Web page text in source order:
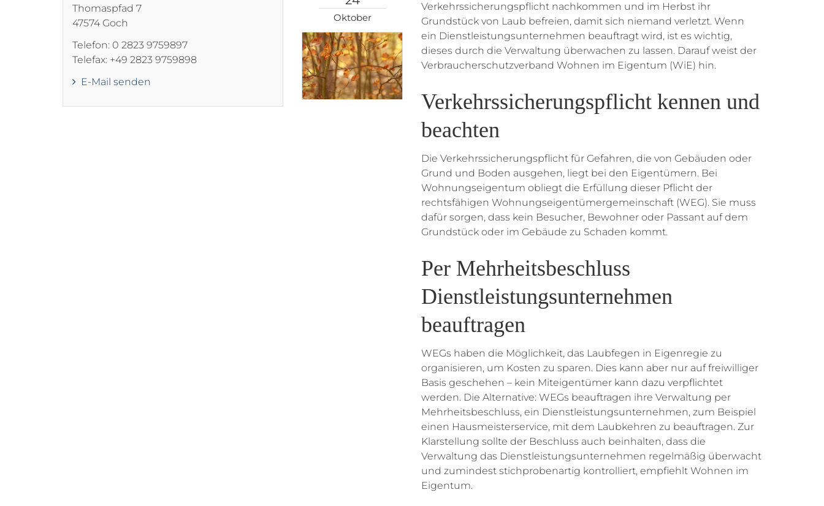
Oktober
Verkehrssicherungspflicht nachkommen und im Herbst ihr
Grundstück von Laub befreien, damit sich niemand verletzt. Wenn
ein Dienstleistungsunternehmen beauftragt wird, ist es wichtig,
dieses durch die Verwaltung überwachen zu lassen. Darauf weist der
Verbraucherschutzverband Wohnen im Eigentum (WiE) hin.
Verkehrssicherungspflicht kennen und
beachten
Die Verkehrssicherungspflicht für Gefahren, die von Gebäuden oder
Grund und Boden ausgehen, liegt bei den Eigentümern. Bei
Wohnungseigentum obliegt die Erfüllung dieser Pflicht der
rechtsfähigen Wohnungseigentümergemeinschaft (WEG). Sie muss
dafür sorgen, dass kein Besucher, Bewohner oder Passant auf dem
Grundstück oder im Gebäude zu Schaden kommt.
Per Mehrheitsbeschluss
Dienstleistungsunternehmen
beauftragen
WEGs haben die Möglichkeit, das Laubfegen in Eigenregie zu
organisieren, um Kosten zu sparen. Dies kann aber nur auf freiwilliger
Basis geschehen – kein Miteigentümer kann dazu verpflichtet
werden. Die Alternative: WEGs beauftragen ihre Verwaltung per
Mehrheitsbeschluss, ein Dienstleistungsunternehmen, zum Beispiel
einen Hausmeisterservice, mit dem Laubkehren zu beauftragen. Zur
Klarstellung sollte der Beschluss auch beinhalten, dass die
Verwaltung das Dienstleistungsunternehmen regelmäßig überwacht
und zumindest stichprobenartig kontrolliert, empfiehlt Wohnen im
Eigentum.
Thomaspfad 7
47574 Goch
Telefon: 0 2823 9759897
Telefax: +49 2823 9759898
E-Mail senden